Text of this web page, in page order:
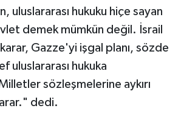
uluslararası hukuku hiçe sayan
demek mümkün değil. İsrail
karar, Gazze'yi işgal planı, sözde
uluslararası hukuka
sözleşmelerine aykırı
dedi.